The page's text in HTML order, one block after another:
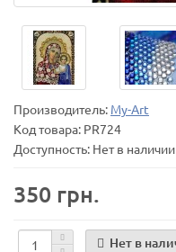
Производитель: My-Art
Код товара: PR724
Доступность: Нет в наличии
350 грн.
Нет в